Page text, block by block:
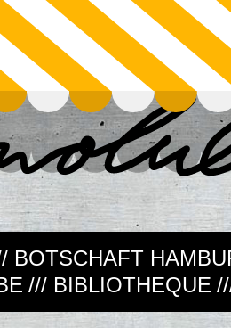
BOTSCHAFT
/// BIBLIOTHEQUE